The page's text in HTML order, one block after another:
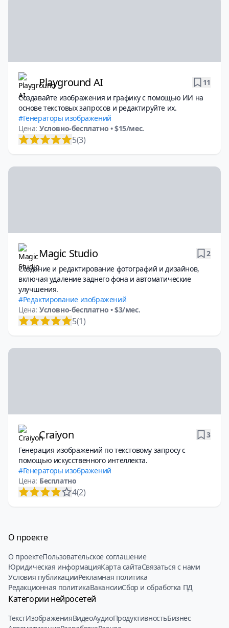
Playground AI
11
Создавайте изображения и графику с помощью ИИ на
основе текстовых запросов и редактируйте их.
Генераторы изображений
Цена: Условно-бесплатно • $15/мес.
5(3)
Magic Studio
2
Создание и редактирование фотографий и дизайнов,
включая удаление заднего фона и автоматические
улучшения.
Редактирование изображений
Цена: Условно-бесплатно • $3/мес.
5(1)
Craiyon
3
Генерация изображений по текстовому запросу с
помощью искусственного интеллекта.
Генераторы изображений
Цена: Бесплатно
4(2)
О проекте
О проектеПользовательское соглашение
Юридическая информацияКарта сайтаСвязаться с нами
Условия публикацииРекламная политика
Редакционная политикаВакансииСбор и обработка ПД
Категории нейросетей
ТекстИзображенияВидеоАудиоПродуктивностьБизнес